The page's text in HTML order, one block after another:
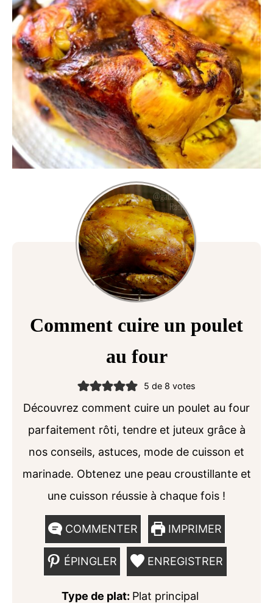
Comment cuire un poulet
au four
5 de 8 votes
Découvrez comment cuire un poulet au four
parfaitement rôti, tendre et juteux grâce à
nos conseils, astuces, mode de cuisson et
marinade. Obtenez une peau croustillante et
une cuisson réussie à chaque fois !
COMMENTER IMPRIMER
ÉPINGLER ENREGISTRER
Type de plat: Plat principal